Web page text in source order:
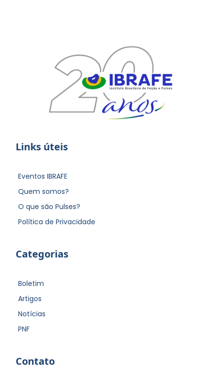
Links úteis
Eventos IBRAFE
Quem somos?
O que são Pulses?
Política de Privacidade
Categorias
Boletim
Artigos
Notícias
PNF
Contato